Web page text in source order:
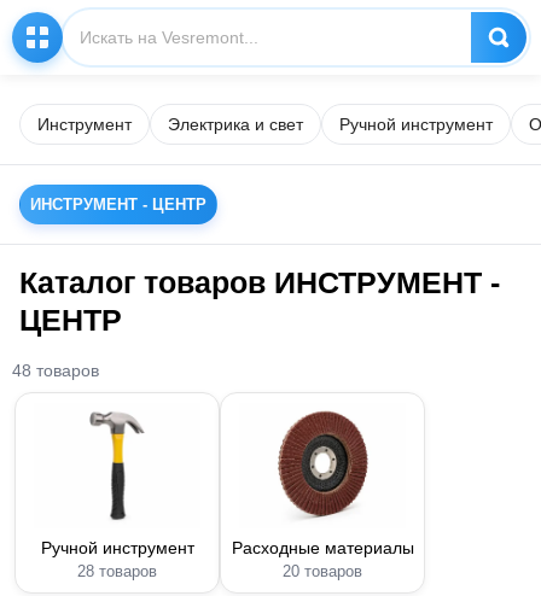
Инструмент Электрика и свет Ручной инструмент
ИНСТРУМЕНТ - ЦЕНТР
Каталог товаров ИНСТРУМЕНТ -
ЦЕНТР
48 товаров
Ручной инструмент
28 товаров
Расходные материалы
20 товаров